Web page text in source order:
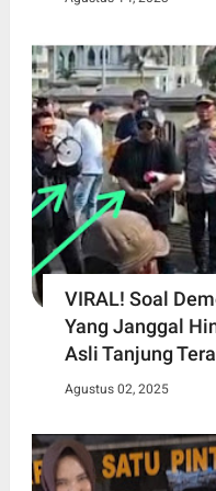
VIRAL! Soal
Yang Janggal
Asli Tanjung
Agustus 02, 2025